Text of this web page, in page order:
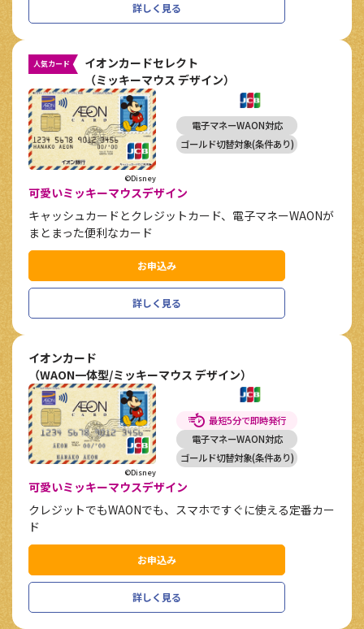
詳しく見る
人気カード
イオンカードセレクト
（ミッキーマウス デザイン）
©Disney
電子マネーWAON対応
ゴールド切替対象(条件あり)
可愛いミッキーマウスデザイン
キャッシュカードとクレジットカード、電子マネーWAONが
まとまった便利なカード
お申込み
詳しく見る
イオンカード
（WAON一体型/ミッキーマウス デザイン）
©Disney
最短5分で即時発行
電子マネーWAON対応
ゴールド切替対象(条件あり)
可愛いミッキーマウスデザイン
クレジットでもWAONでも、スマホですぐに使える定番カー
ド
お申込み
詳しく見る